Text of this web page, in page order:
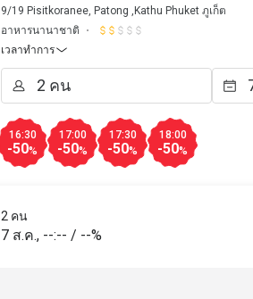
Phuket Patong Beach)
9/19 Pisitkoranee, Patong ,Kathu Phuket ภูเก็ต
อาหารนานาชาติ
เวลาทำการ
16:30
-50%
17:00
-50%
17:30
-50%
18:00
-50%
2 คน
7 ส.ค., --:-- / --%